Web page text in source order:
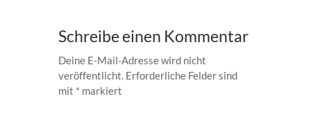
Schreibe einen Kommentar
Deine E-Mail-Adresse wird nicht
veröffentlicht. Erforderliche Felder sind
mit * markiert